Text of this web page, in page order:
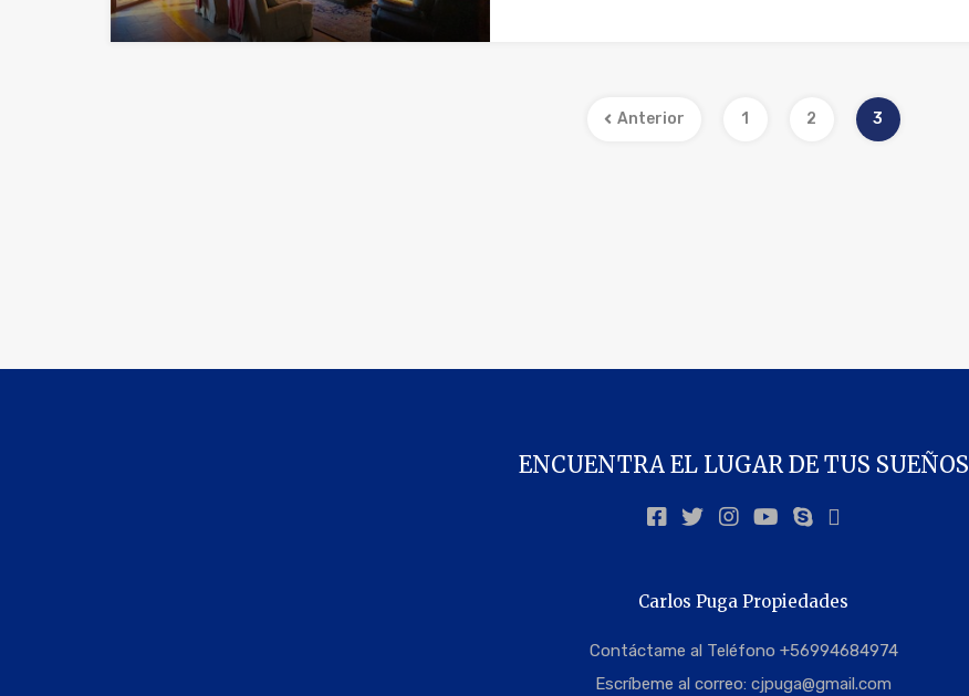
Anterior 1 2 3
ENCUENTRA EL LUGAR DE TUS SUEÑOS
Carlos Puga Propiedades
Contáctame al Teléfono +56994684974
Escríbeme al correo: cjpuga@gmail.com